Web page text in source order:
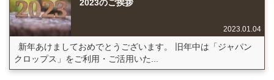
2023のご挨拶
2023.01.04
新年あけましておめでとうございます。 旧年中は「ジャパン
クロップス」をご利用・ご活用いた...